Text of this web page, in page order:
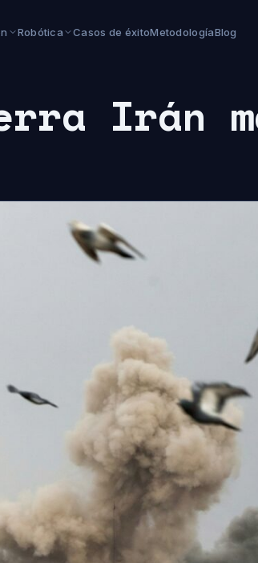
Robótica Casos de éxitoMetodologíaBlog
Irán